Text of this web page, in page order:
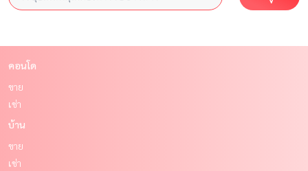
คอนโด
ขาย
เช่า
บ้าน
ขาย
เช่า